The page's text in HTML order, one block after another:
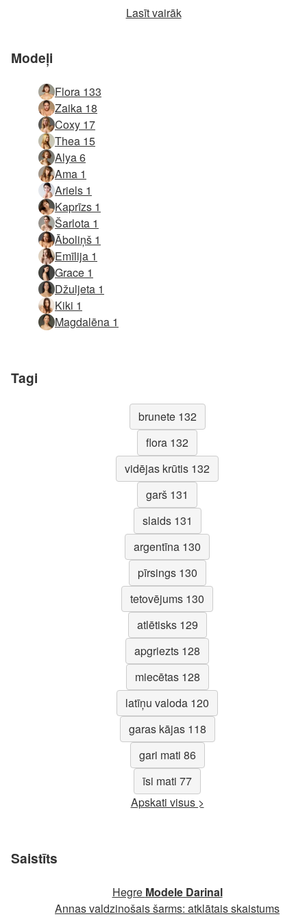
Lasīt vairāk
Modeļi
Flora 133
Zaika 18
Coxy 17
Thea 15
Alya 6
Ama 1
Ariels 1
Kaprīzs 1
Šarlota 1
Āboliņš 1
Emīlija 1
Grace 1
Džuljeta 1
Kiki 1
Magdalēna 1
Tagi
brunete 132
flora 132
vidējas krūtis 132
garš 131
slaids 131
argentīna 130
pīrsings 130
tetovējums 130
atlētisks 129
apgriezts 128
miecētas 128
latīņu valoda 120
garas kājas 118
gari mati 86
īsi mati 77
Apskati visus >
Saistīts
Hegre Modele Darinal
Annas valdzinošais šarms: atklātais skaistums